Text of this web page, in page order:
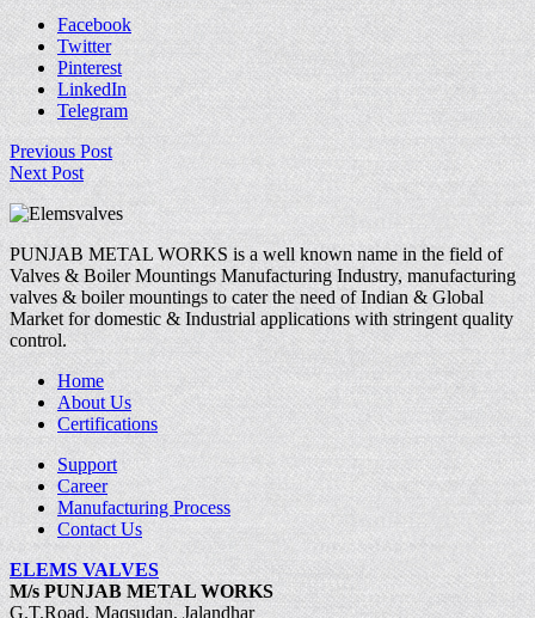
Facebook
Twitter
Pinterest
LinkedIn
Telegram
Previous Post
Next Post
PUNJAB METAL WORKS is a well known name in the field of
Valves & Boiler Mountings Manufacturing Industry, manufacturing
valves & boiler mountings to cater the need of Indian & Global
Market for domestic & Industrial applications with stringent quality
control.
Home
About Us
Certifications
Support
Career
Manufacturing Process
Contact Us
ELEMS VALVES
M/s PUNJAB METAL WORKS
G.T.Road, Maqsudan, Jalandhar